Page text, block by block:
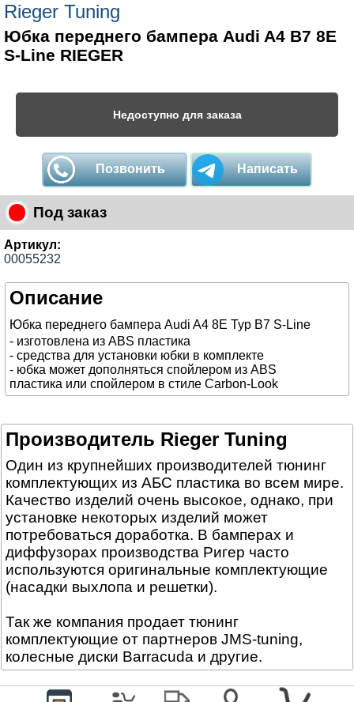
Rieger Tuning
Юбка переднего бампера Audi A4 B7 8E
S-Line RIEGER
Недоступно для заказа
Позвонить Написать
Под заказ
Артикул:
00055232
Описание
Юбка переднего бампера Audi A4 8E Typ B7 S-Line
- изготовлена из ABS пластика
- средства для установки юбки в комплекте
- юбка может дополняться спойлером из ABS
пластика или спойлером в стиле Carbon-Look
Производитель Rieger Tuning
Один из крупнейших производителей тюнинг
комплектующих из АБС пластика во всем мире.
Качество изделий очень высокое, однако, при
установке некоторых изделий может
потребоваться доработка. В бамперах и
диффузорах производства Ригер часто
используются оригинальные комплектующие
(насадки выхлопа и решетки).
Так же компания продает тюнинг
комплектующие от партнеров JMS-tuning,
колесные диски Barracuda и другие.